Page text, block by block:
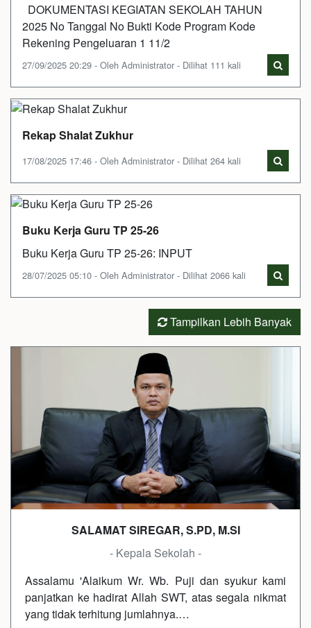
DOKUMENTASI KEGIATAN SEKOLAH TAHUN
2025 No Tanggal No Bukti Kode Program Kode
Rekening Pengeluaran 1 11/2
27/09/2025 20:29 - Oleh Administrator - Dilihat 111 kali
Rekap Shalat Zukhur
17/08/2025 17:46 - Oleh Administrator - Dilihat 264 kali
Buku Kerja Guru TP 25-26
Buku Kerja Guru TP 25-26: INPUT
28/07/2025 05:10 - Oleh Administrator - Dilihat 2066 kali
Tampilkan Lebih Banyak
SALAMAT SIREGAR, S.PD, M.SI
- Kepala Sekolah -
Assalamu 'Alaikum Wr. Wb. Puji dan syukur kami
panjatkan ke hadirat Allah SWT, atas segala nikmat
yang tidak terhitung jumlahnya.…